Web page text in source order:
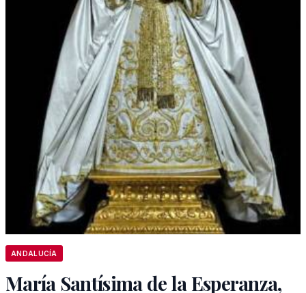
ANDALUCÍA
María Santísima de la Esperanza,